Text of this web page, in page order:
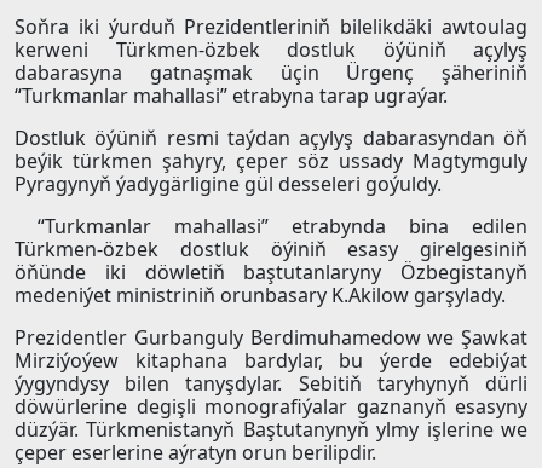
Soňra iki ýurduň Prezidentleriniň bilelikdäki awtoulag
kerweni Türkmen-özbek dostluk öýüniň açylyş
dabarasyna gatnaşmak üçin Ürgenç şäheriniň
“Turkmanlar mahallasi” etrabyna tarap ugraýar.
Dostluk öýüniň resmi taýdan açylyş dabarasyndan öň
beýik türkmen şahyry, çeper söz ussady Magtymguly
Pyragynyň ýadygärligine gül desseleri goýuldy.
“Turkmanlar mahallasi” etrabynda bina edilen
Türkmen-özbek dostluk öýiniň esasy girelgesiniň
öňünde iki döwletiň baştutanlaryny Özbegistanyň
medeniýet ministriniň orunbasary K.Akilow garşylady.
Prezidentler Gurbanguly Berdimuhamedow we Şawkat
Mirziýoýew kitaphana bardylar, bu ýerde edebiýat
ýygyndysy bilen tanyşdylar. Sebitiň taryhynyň dürli
döwürlerine degişli monografiýalar gaznanyň esasyny
düzýär. Türkmenistanyň Baştutanynyň ylmy işlerine we
çeper eserlerine aýratyn orun berilipdir.